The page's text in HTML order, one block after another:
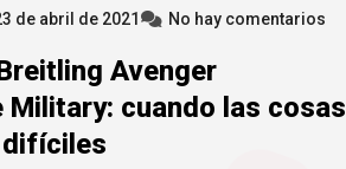
de abril de 2021 No hay comentarios
Avenger
Military: cuando las cosas
difíciles